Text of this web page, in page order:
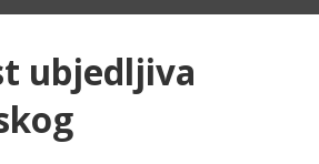
ubjedljiva